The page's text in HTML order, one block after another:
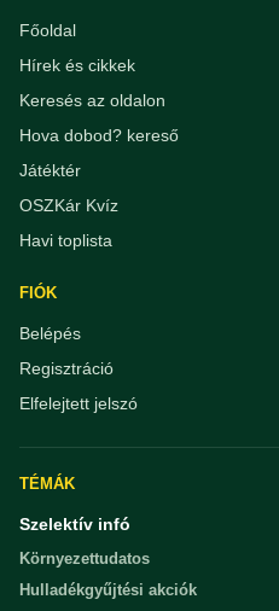
Főoldal
Hírek és cikkek
Keresés az oldalon
Hova dobod? kereső
Játéktér
OSZKár Kvíz
Havi toplista
FIÓK
Belépés
Regisztráció
Elfelejtett jelszó
TÉMÁK
Szelektív infó
Környezettudatos
Hulladékgyűjtési akciók